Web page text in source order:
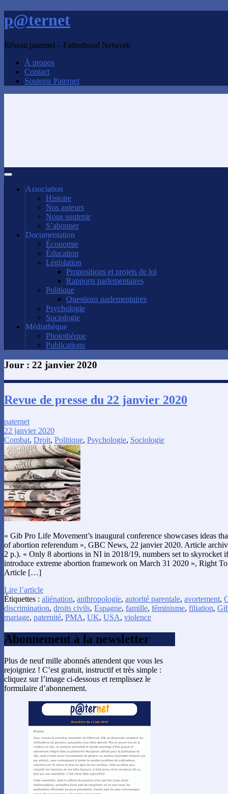
p@ternet
Réseau paternel – Fatherhood Network
À propos
Contact
Soutenir Paternet
Association
Histoire
Nos auteurs
Nous soutenir
S’abonner
Documentation
Économie
Éducation
Législation
Propositions et projets de loi
Rapports parlementaires
Politique
Questions parlementaires
Psychologie
Sociologie
Médiathèque
Photothèque
Publications
Jour : 22 janvier 2020
Revue de presse du 22 janvier 2020
paternet
22 janvier 2020
Combat, Droit, Politique, Psychologie, Sociologie
« Gib Pro Life Movement’s inaugural conference showcases ideas
of abortion referendum », GBC News, 22 janvier 2020. Article
2 p.). « Only 8 abortions in NI in 2018/19, numbers set to skyrocket
introduce extreme abortion framework on March 31 2020 », Right
Article […]
Lire l’article
Étiquettes : aliénation, anthropologie, autorité parentale, avortement,
discrimination, droits civils, Espagne, famille, féminisme, filiation,
mariage, paternité, PMA, UK, USA, violence
Abonnement à la newsletter
Plus de neuf mille abonnés attendent que vous les
rejoigniez ! C’est gratuit, instructif et très simple :
cliquez sur l’image ci-dessous et remplissez le
formulaire d’abonnement.